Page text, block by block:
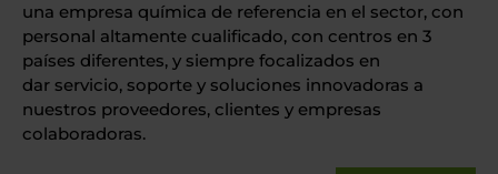
una empresa química de referencia en el sector, con
personal altamente cualificado, con centros en 3
países diferentes, y siempre focalizados en
dar servicio, soporte y soluciones innovadoras a
nuestros proveedores, clientes y empresas
colaboradoras.